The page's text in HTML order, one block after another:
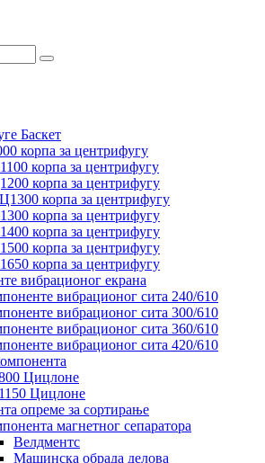
Баскет
корпа за центрифугу
корпа за центрифугу
корпа за центрифугу
корпа за центрифугу
корпа за центрифугу
корпа за центрифугу
корпа за центрифугу
корпа за центрифугу
вибрационог екрана
вибрационог сита 240/610
вибрационог сита 300/610
вибрационог сита 360/610
вибрационог сита 420/610
Цицлоне
Цицлоне
опреме за сортирање
магнетног сепаратора
Велдментс
Машинска обрада делова